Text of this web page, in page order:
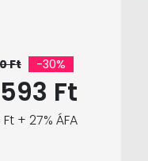
Ft -30%
Ft
+ 27% ÁFA